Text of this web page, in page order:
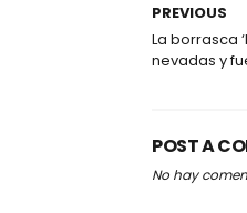
PREVIOUS
La borrasca
nevadas y
POST A
No hay